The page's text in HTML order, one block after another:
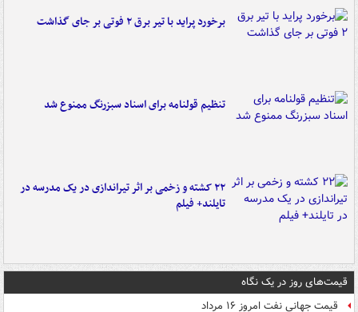
برخورد پراید با تیر برق ۲ فوتی بر جای گذاشت
تنظیم قولنامه برای اسناد سبزرنگ ممنوع شد
۲۲ کشته و زخمی بر اثر تیراندازی در یک مدرسه در
تایلند+ فیلم
قیمت‌های روز در یک نگاه
قیمت جهانی نفت امروز ۱۶ مرداد